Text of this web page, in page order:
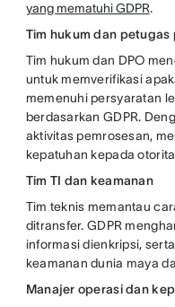
yang mematuhi GDPR.
Tim hukum dan
Tim hukum dan DPO
untuk memverifikasi
memenuhi persyaratan
berdasarkan GDPR.
aktivitas pemrosesan,
kepatuhan kepada
Tim TI dan keamanan
Tim teknis memantau
ditransfer. GDPR
informasi dienkripsi,
keamanan dunia maya
Manajer operasi dan